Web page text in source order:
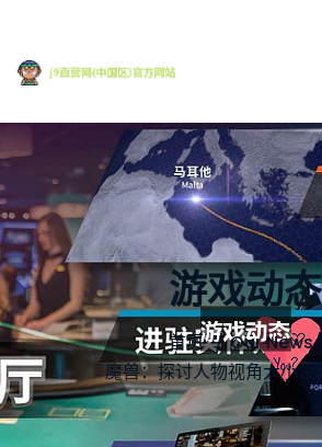
游戏动态
首页 Our News/
魔兽：探讨人物视角大小设